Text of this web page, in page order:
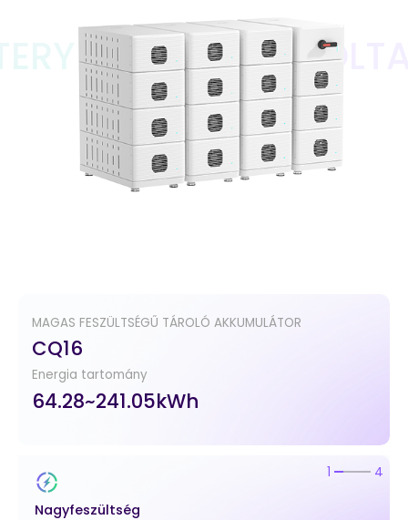
MAGAS FESZÜLTSÉGŰ TÁROLÓ AKKUMULÁTOR
CQ16
Energia tartomány
64.28~241.05kWh
Egyszerű telepítés
2 4
CQ16 HIGH VOLTAGE